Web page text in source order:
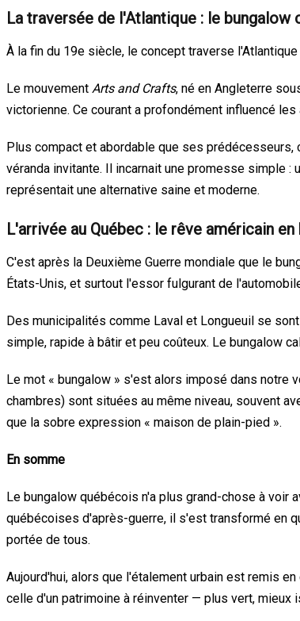
La traversée de l'Atlantique : le bungalow
À la fin du 19e siècle, le concept traverse
Le mouvement Arts and Crafts, né en Angleterre
victorienne. Ce courant a profondément influencé
Plus compact et abordable que ses
véranda invitante. Il incarnait une promesse simple
représentait une alternative saine et moderne.
L'arrivée au Québec : le rêve américain en
C'est après la Deuxième Guerre mondiale que le
États-Unis, et surtout l'essor fulgurant de
Des municipalités comme Laval et Longueuil se
simple, rapide à bâtir et peu coûteux. Le bungalow
Le mot « bungalow » s'est alors imposé dans notre
chambres) sont situées au même niveau, souvent
que la sobre expression « maison de plain-pied ».
En somme
Le bungalow québécois n'a plus grand-chose à voir
québécoises d'après-guerre, il s'est transformé en
portée de tous.
Aujourd'hui, alors que l'étalement urbain est remis
celle d'un patrimoine à réinventer — plus vert,